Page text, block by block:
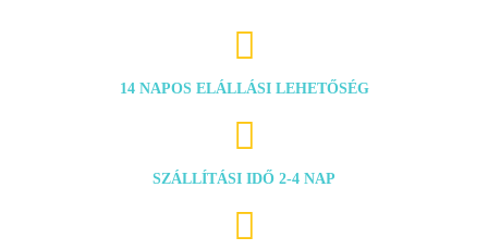

14 NAPOS ELÁLLÁSI LEHETŐSÉG

SZÁLLÍTÁSI IDŐ 2-4 NAP
